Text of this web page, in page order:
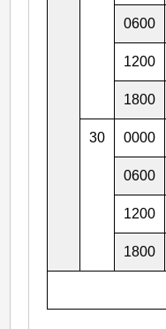
0600
1200
1800
30 0000
0600
1200
1800